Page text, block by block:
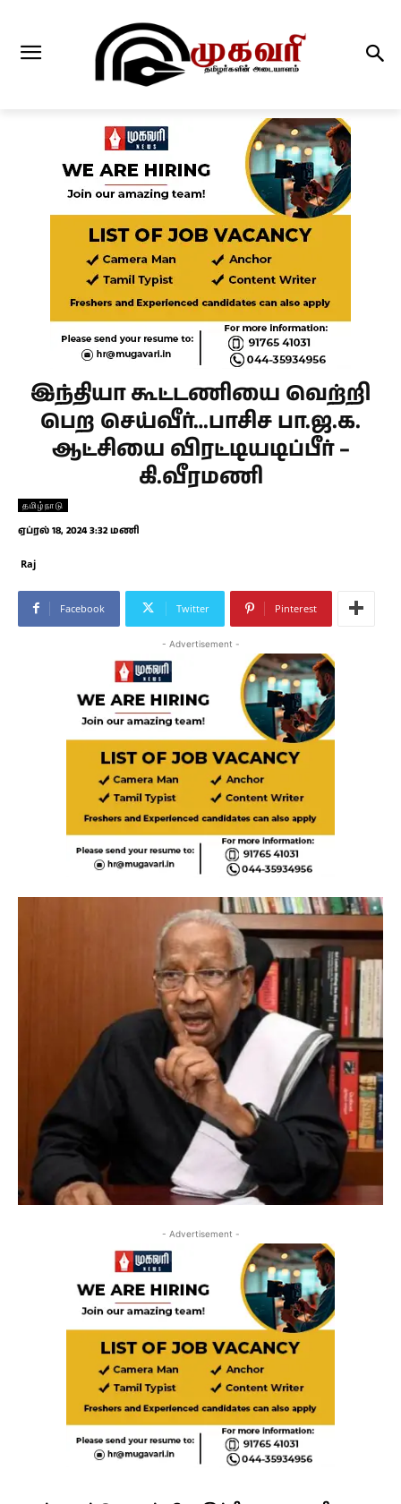
இந்தியா கூட்டணியை வெற்றி
பெற செய்வீர்…பாசிச பா.ஜ.க.
ஆட்சியை விரட்டியடிப்பீர் –
கி.வீரமணி
தமிழ்நாடு
ஏப்ரல் 18, 2024 3:32 மணி
Raj
Facebook Twitter Pinterest
- Advertisement -
- Advertisement -